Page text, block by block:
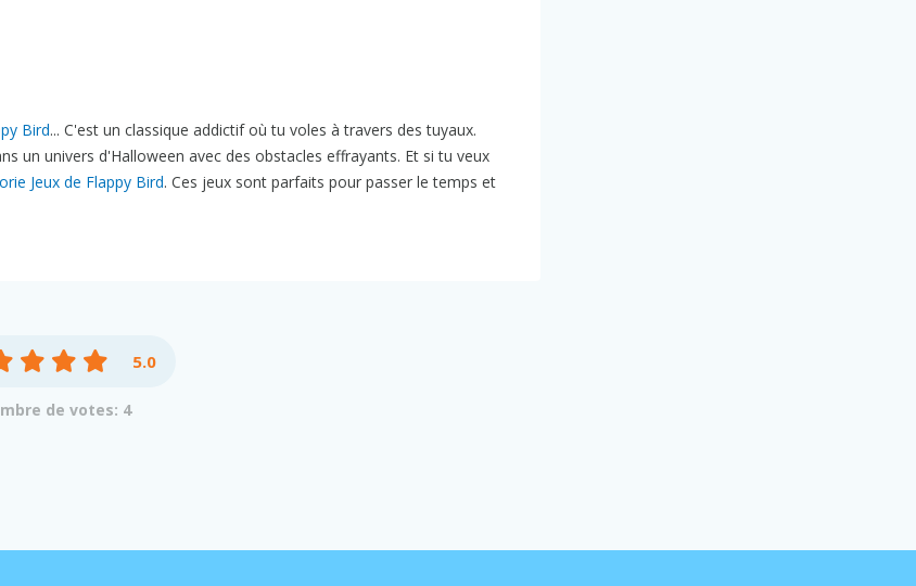
Bird... C'est un classique addictif où tu voles à travers des tuyaux.
un univers d'Halloween avec des obstacles effrayants. Et si tu veux
Jeux de Flappy Bird. Ces jeux sont parfaits pour passer le temps et
5.0
de votes: 4